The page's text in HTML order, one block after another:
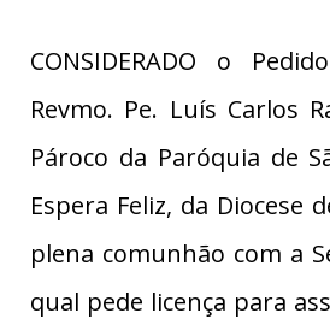
CONSIDERADO o
Revmo. Pe. Luís Carlos
Pároco da Paróquia de
Espera Feliz, da Diocese
plena comunhão com a
qual pede licença para